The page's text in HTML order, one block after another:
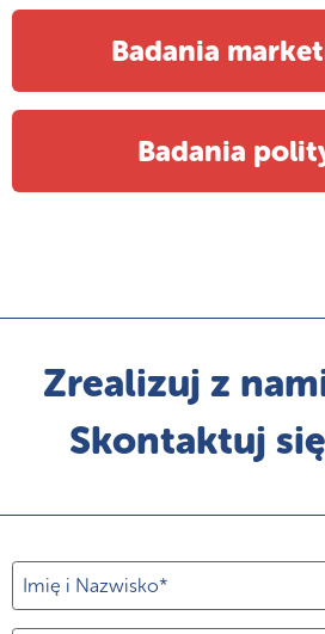
Badania
Badania
Zrealizuj z
Skontaktuj